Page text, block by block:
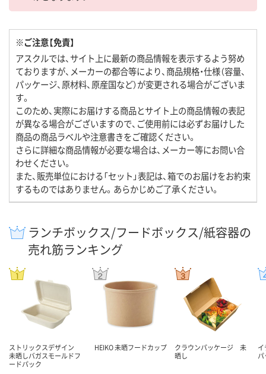
※ご注意【免責】
アスクルでは、サイト上に最新の商品情報を表示するよう努め
ておりますが、メーカーの都合等により、商品規格・仕様（容量、
パッケージ、原材料、原産国など）が変更される場合がございま
す。
このため、実際にお届けする商品とサイト上の商品情報の表記
が異なる場合がございますので、ご使用前には必ずお届けした
商品の商品ラベルや注意書きをご確認ください。
さらに詳細な商品情報が必要な場合は、メーカー等にお問い合
わせください。
また、販売単位における「セット」表記は、箱でのお届けをお約束
するものではありません。あらかじめご了承ください。
ランチボックス/フードボックス/紙容器の
売れ筋ランキング
ストリックスデザイン
未晒しバガスモールドフ
ードパック
HEIKO 未晒フードカップ
クラウンパッケージ 未
晒し